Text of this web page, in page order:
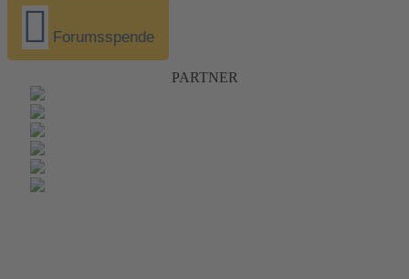
Forumsspende
PARTNER